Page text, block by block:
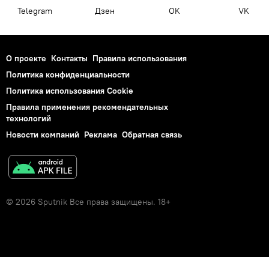
Telegram Дзен OK VK
О проекте Контакты Правила использования
Политика конфиденциальности
Политика использования Cookie
Правила применения рекомендательных
технологий
Новости компаний Реклама Обратная связь
© 2026 Sputnik Все права защищены. 18+